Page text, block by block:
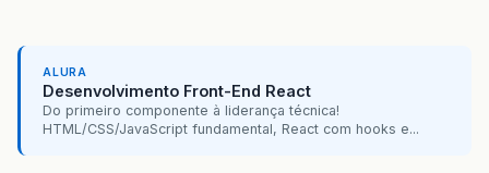
ALURA
Desenvolvimento Front-End React
Do primeiro componente à liderança técnica!
HTML/CSS/JavaScript fundamental, React com hooks e...